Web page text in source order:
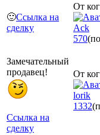
🙂Ссылка на
сделку
От
Ack
570
Замечательный
продавец!
Ссылка на
сделку
От
lorik
1332